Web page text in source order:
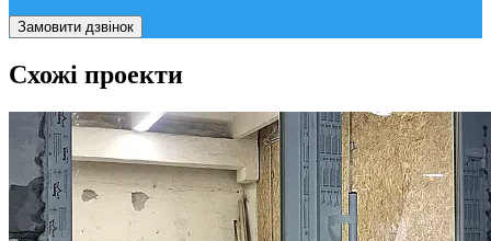
Замовити дзвінок
Схожі проекти